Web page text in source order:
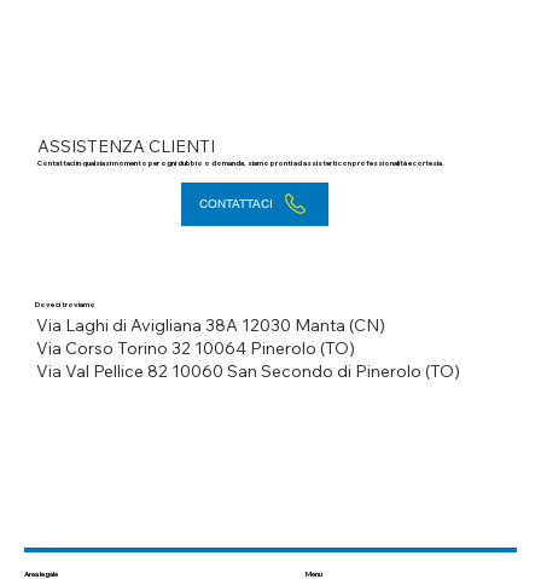
Contattaci in qualsiasi momento per ogni dubbio o domanda, siamo pronti ad assisterti con professionalità e cortesia.
CONTATTACI
ASSISTENZA CLIENTI
Dove ci troviamo
Via Laghi di Avigliana 38A 12030 Manta (CN)
Via Val Pellice 82 10060 San Secondo di Pinerolo (TO)
Via Corso Torino 32 10064 Pinerolo (TO)
Area legale Menu